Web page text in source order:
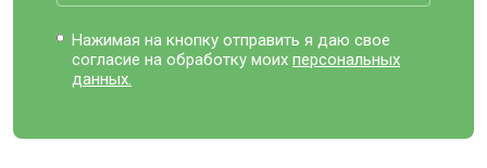
Нажимая на кнопку отправить я даю свое
согласие на обработку моихперсональных
данных.